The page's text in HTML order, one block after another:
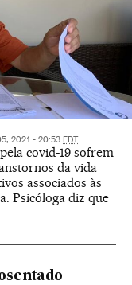
2021 - 20:53 EDT
covid-19 sofrem
da vida
associados às
Psicóloga diz que